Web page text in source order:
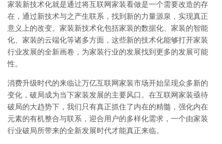
家装新技术化就是通过将互联网家装看做是一个需要改造的存
在，通过新技术与之产生联系，找到新的力量源泉，实现真正
意义上的改变。家装新技术化包括家装的数据化、家装的智能
化、家装的云端化等诸多方面，这些新的技术化能够打开家装
行业发展的全新画卷，为家装行业的发展找到更多的发展可能
性。
消费升级时代的来临让万亿互联网家装市场开始呈现众多新的
变化，破局成为当下家装发展的主要风口。在互联网家装亟待
破局的大趋势下，我们只有真正抓住了内在的精髓，强化内在
元素的有机整合与联系，迎合用户的多样化需求，一个由家装
行业破局所带来的全新发展时代才能真正来临。